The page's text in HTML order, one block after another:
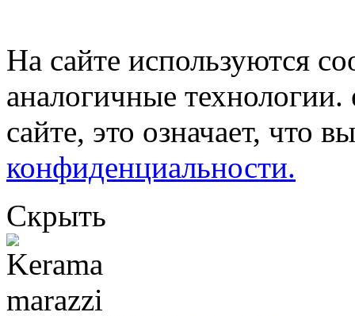
На сайте используются
аналогичные
сайте, это означает, что
конфиденциальности.
Скрыть